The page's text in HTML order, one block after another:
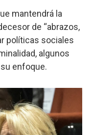
mantendrá la
de “abrazos,
políticas sociales
algunos
enfoque.